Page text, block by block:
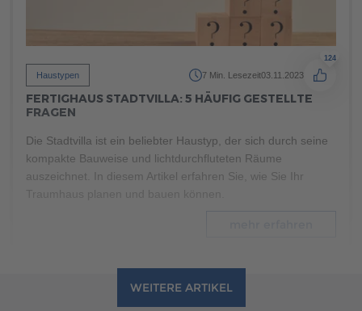
Haustypen 7 Min. Lesezeit03.11.2023
124
FERTIGHAUS STADTVILLA: 5 HÄUFIG GESTELLTE
FRAGEN
Die Stadtvilla ist ein beliebter Haustyp, der sich durch seine
kompakte Bauweise und lichtdurchfluteten Räume
auszeichnet. In diesem Artikel erfahren Sie, wie Sie Ihr
WEITERE ARTIKEL